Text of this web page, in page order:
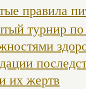
правила
турнир
их жертв